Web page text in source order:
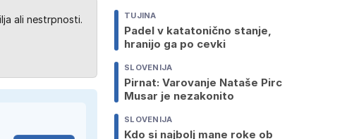
ali nestrpnosti. TUJINA
Padel v katatonično stanje,
hranijo ga po cevki
SLOVENIJA
Pirnat: Varovanje Nataše Pirc
Musar je nezakonito
SLOVENIJA
Kdo si najbolj mane roke ob